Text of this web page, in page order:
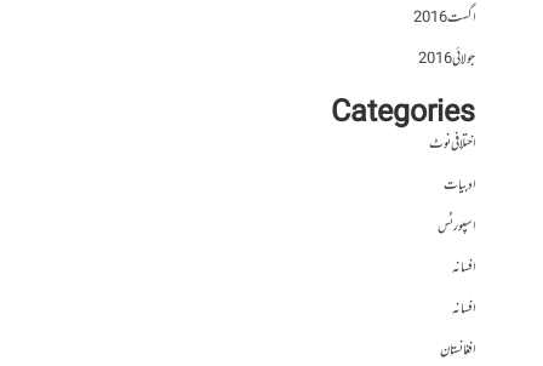
اگست 2016
جولائی 2016
Categories
اختلافی نوٹ
ادبیات
اسپورٹس
افسانہ
افسانہ
افغانستان